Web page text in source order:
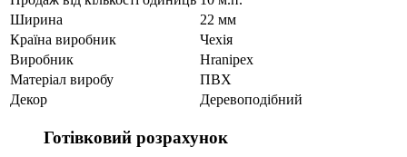
Ширина
22 мм
Країна виробник
Чехія
Виробник
Hranipex
Матеріал виробу
ПВХ
Декор
Деревоподібний
Готівковий розрахунок